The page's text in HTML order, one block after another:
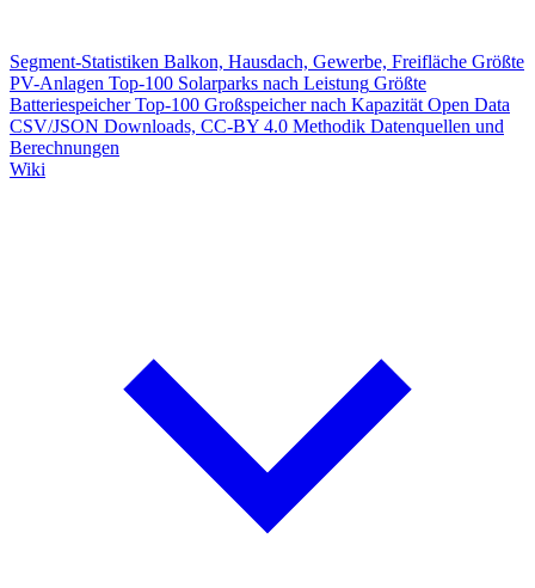
Segment-Statistiken Balkon, Hausdach, Gewerbe, Freifläche Größte
PV-Anlagen Top-100 Solarparks nach Leistung Größte
Batteriespeicher Top-100 Großspeicher nach Kapazität Open Data
CSV/JSON Downloads, CC-BY 4.0 Methodik Datenquellen und
Berechnungen
Wiki